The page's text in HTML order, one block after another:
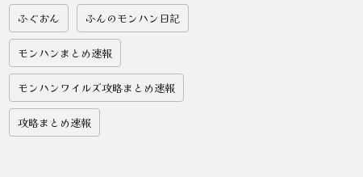
ふぐおん ふんのモンハン日記
モンハンまとめ速報
モンハンワイルズ攻略まとめ速報
攻略まとめ速報